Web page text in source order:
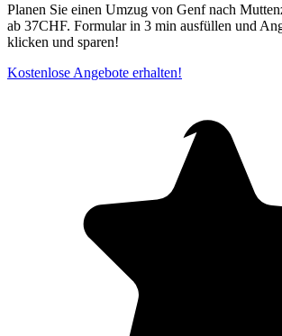
Planen Sie einen Umzug von Genf nach
ab 37CHF. Formular in 3 min ausfüllen und
klicken und sparen!
Kostenlose Angebote erhalten!